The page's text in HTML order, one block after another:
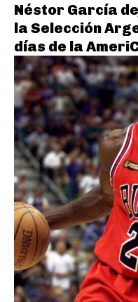
Néstor García
la Selección
días de la